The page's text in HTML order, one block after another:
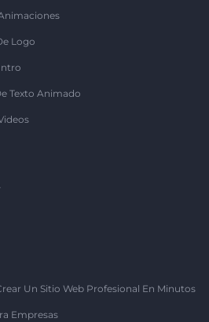
Logo
Texto Animado
Un Sitio Web Profesional En Minutos
Empresas